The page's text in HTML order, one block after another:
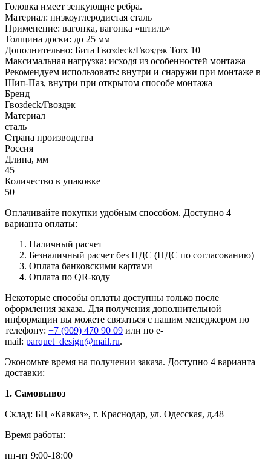
Головка имеет зенкующие ребра.
Материал: низкоуглеродистая сталь
Применение: вагонка, вагонка «штиль»
Толщина доски: до 25 мм
Дополнительно: Бита Гвозdeck/Гвоздэк Torx 10
Максимальная нагрузка: исходя из особенностей монтажа
Рекомендуем использовать: внутри и снаружи при монтаже в
Шип-Паз, внутри при открытом способе монтажа
Бренд
Гвозdeck/Гвоздэк
Материал
сталь
Страна производства
Россия
Длина, мм
45
Количество в упаковке
50
Оплачивайте покупки удобным способом. Доступно 4
варианта оплаты:
Наличный расчет
Безналичный расчет без НДС (НДС по согласованию)
Оплата банковскими картами
Оплата по QR-коду
Некоторые способы оплаты доступны только после
оформления заказа. Для получения дополнительной
информации вы можете связаться с нашим менеджером по
телефону: +7 (909) 470 90 09 или по e-
mail: parquet_design@mail.ru.
Экономьте время на получении заказа. Доступно 4 варианта
доставки:
1. Самовывоз
Склад: БЦ «Кавказ», г. Краснодар, ул. Одесская, д.48
Время работы:
пн-пт 9:00-18:00